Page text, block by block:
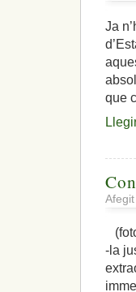
Ja
que
Afegit
-la